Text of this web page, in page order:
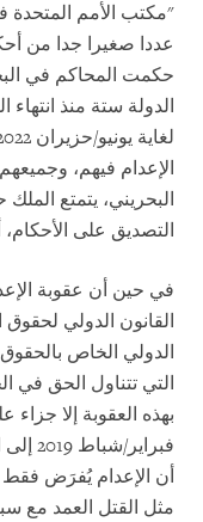
"مكتب الأمم
الإعدام فيهم،
البحريني، يتمتع
التصديق على الأحكام،
في حين أن عقوبة
الدولي الخاص
التي تتناول الحق في
بهذه العقوبة إلا
أن الإعدام يُفرَض فقط
مثل القتل العمد مع